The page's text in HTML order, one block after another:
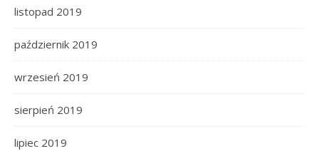
listopad 2019
październik 2019
wrzesień 2019
sierpień 2019
lipiec 2019